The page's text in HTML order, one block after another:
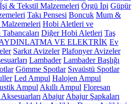
& Tekstil Malzemeleri Örgü İpi Güpür
Takı Pensesi Boncuk Mum &
Hobi Aletleri ve
Diğer Hobi Aletleri Taş
VE ELEKTRİK Ev
Sarkıt Avizeler Plafonyer Avizeler
Lambader Lambader Başlığı
Gömme Spotlar Sıvaüstü Spotlar
Led Ampul Halojen Ampul
Ampul Akıllı Ampul Floresan
Abajur Abajur Şapkaları